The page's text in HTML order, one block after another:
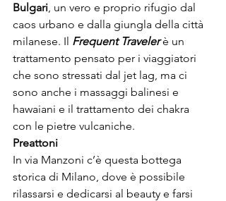
Bulgari, un vero e proprio rifugio dal
caos urbano e dalla giungla della città
milanese. Il Frequent Traveler è un
trattamento pensato per i viaggiatori
che sono stressati dal jet lag, ma ci
sono anche i massaggi balinesi e
hawaiani e il trattamento dei chakra
con le pietre vulcaniche.
Preattoni
In via Manzoni c’è questa bottega
storica di Milano, dove è possibile
rilassarsi e dedicarsi al beauty e farsi